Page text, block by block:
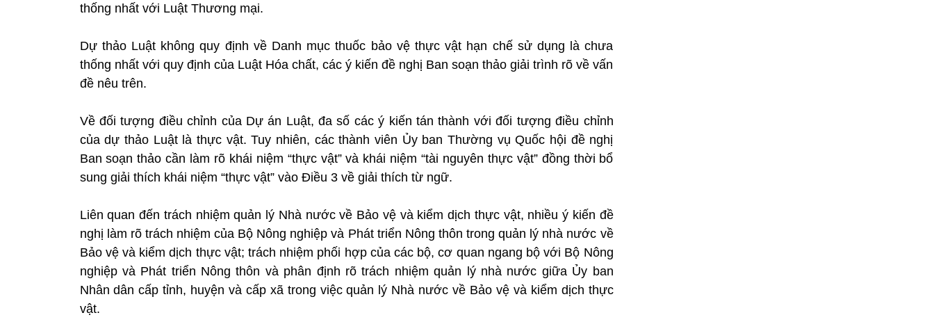
thống nhất với Luật Thương mại.
Dự thảo Luật không quy định về Danh mục thuốc bảo vệ thực vật hạn chế sử dụng là chưa
thống nhất với quy định của Luật Hóa chất, các ý kiến đề nghị Ban soạn thảo giải trình rõ về vấn
đề nêu trên.
Về đối tượng điều chỉnh của Dự án Luật, đa số các ý kiến tán thành với đối tượng điều chỉnh
của dự thảo Luật là thực vật. Tuy nhiên, các thành viên Ủy ban Thường vụ Quốc hội đề nghị
Ban soạn thảo cần làm rõ khái niệm “thực vật” và khái niệm “tài nguyên thực vật” đồng thời bổ
sung giải thích khái niệm “thực vật” vào Điều 3 về giải thích từ ngữ.
Liên quan đến trách nhiệm quản lý Nhà nước về Bảo vệ và kiểm dịch thực vật, nhiều ý kiến đề
nghị làm rõ trách nhiệm của Bộ Nông nghiệp và Phát triển Nông thôn trong quản lý nhà nước về
Bảo vệ và kiểm dịch thực vật; trách nhiệm phối hợp của các bộ, cơ quan ngang bộ với Bộ Nông
nghiệp và Phát triển Nông thôn và phân định rõ trách nhiệm quản lý nhà nước giữa Ủy ban
Nhân dân cấp tỉnh, huyện và cấp xã trong việc quản lý Nhà nước về Bảo vệ và kiểm dịch thực
vật.